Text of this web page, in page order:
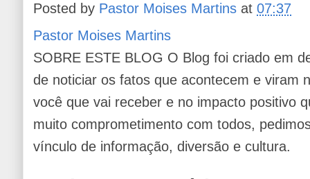
Posted by Pastor Moises Martins at07:37
Pastor Moises Martins
SOBRE ESTE BLOG O Blog foi criado em
de noticiar os fatos que acontecem e viram
você que vai receber e no impacto positivo
muito comprometimento com todos,
vínculo de informação, diversão e cultura.